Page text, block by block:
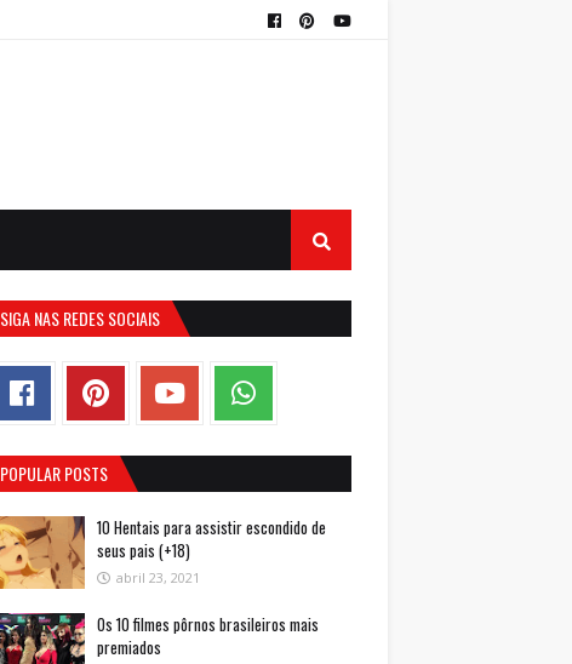
SIGA NAS REDES SOCIAIS
POPULAR POSTS
10 Hentais para assistir escondido de
seus pais (+18)
abril 23, 2021
Os 10 filmes pôrnos brasileiros mais
premiados